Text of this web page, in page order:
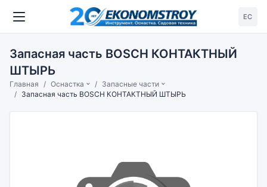
ЕС
Запасная часть BOSCH КОНТАКТНЫЙ
ШТЫРЬ
Главная Оснастка
Запасные части
Запасная часть BOSCH КОНТАКТНЫЙ ШТЫРЬ